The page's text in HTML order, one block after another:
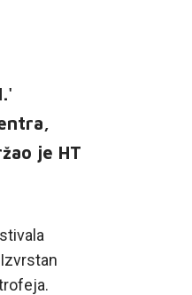
je HT